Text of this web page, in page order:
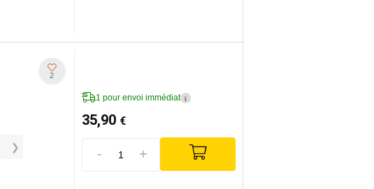
2
1 pour envoi immédiat i
35,90 €
- +